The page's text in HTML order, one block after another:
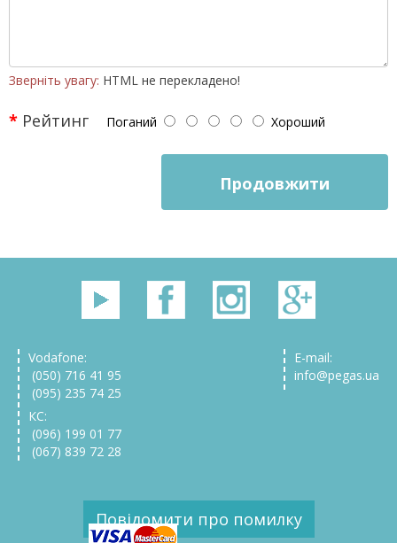
Зверніть увагу: HTML не перекладено!
Рейтинг Поганий Хороший
Продовжити
Vodafone:
(050) 716 41 95
(095) 235 74 25
КС:
(096) 199 01 77
(067) 839 72 28
E-mail:
info@pegas.ua
Повідомити про помилку